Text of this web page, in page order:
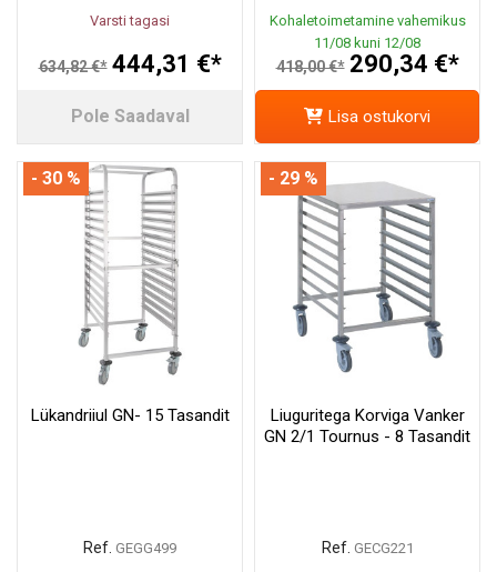
Varsti tagasi
634,82 €* 444,31 €*
Pole Saadaval
Kohaletoimetamine vahemikus
11/08 kuni 12/08
418,00 €* 290,34 €*
Lisa ostukorvi
Lükandriiul GN- 15 Tasandit
Ref. GEGG499
- 30 %
Liuguritega Korviga Vanker
GN 2/1 Tournus - 8 Tasandit
Ref. GECG221
- 29 %